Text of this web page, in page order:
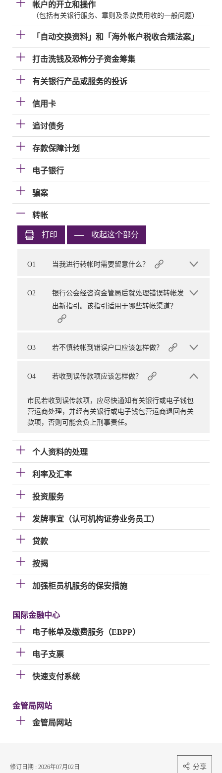
帐户的开立和操作
（包括有关银行服务、章则及条款费用收的一般问题）
「自动交换资料」和「海外帐户税收合规法案」
打击洗钱及恐怖分子资金筹集
有关银行产品或服务的投诉
信用卡
追讨债务
存款保障计划
电子银行
骗案
转帐
打印 收起这个部分
O1 当我进行转帐时需要留意什么？
O2
银行公会经咨询金管局后就处理错误转帐发
出新指引。该指引适用于哪些转帐渠道？
O3 若不慎转帐到错误户口应该怎样做？
O4 若收到误传款项应该怎样做？
市民若收到误传款项，应尽快通知有关银行或电子钱包
营运商处理，并经有关银行或电子钱包营运商退回有关
款项，否则可能会负上刑事责任。
个人资料的处理
利率及汇率
投资服务
发牌事宜（认可机构证券业务员工）
贷款
按揭
加强柜员机服务的保安措施
国际金融中心
电子帐单及缴费服务（EBPP）
电子支票
快速支付系统
金管局网站
金管局网站
修订日期 : 2026年07月02日 分享